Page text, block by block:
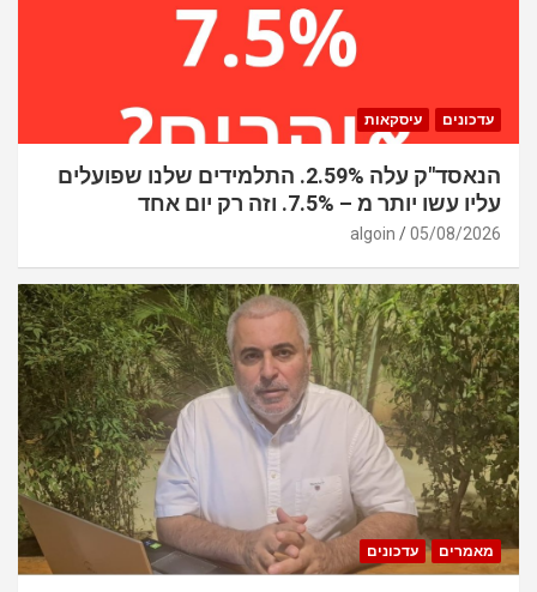
עדכונים עיסקאות
הנאסד"ק עלה 2.59%. התלמידים שלנו שפועלים
עליו עשו יותר מ – 7.5%. וזה רק יום אחד
05/08/2026
algoin
מאמרים עדכונים